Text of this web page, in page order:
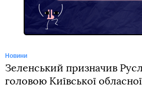
Новини
Зеленський призначив
головою Київської